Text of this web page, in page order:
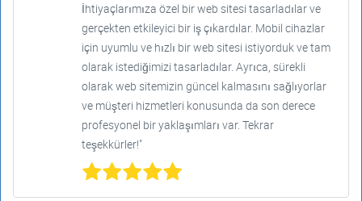
İhtiyaçlarımıza özel bir web sitesi tasarladılar ve
gerçekten etkileyici bir iş çıkardılar. Mobil cihazlar
için uyumlu ve hızlı bir web sitesi istiyorduk ve tam
olarak istediğimizi tasarladılar. Ayrıca, sürekli
olarak web sitemizin güncel kalmasını sağlıyorlar
ve müşteri hizmetleri konusunda da son derece
profesyonel bir yaklaşımları var. Tekrar
teşekkürler!"